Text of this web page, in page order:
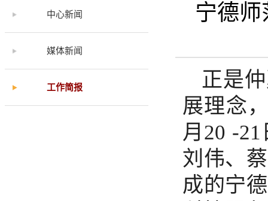
中心新闻
媒体新闻
工作简报
宁德
正是
展理念
月20 -
刘伟、
成的宁